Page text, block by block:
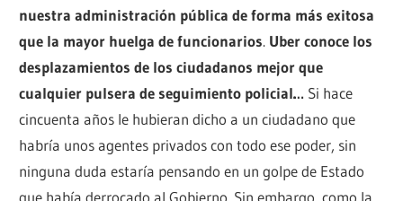
nuestra administración pública de forma más exitosa
que la mayor huelga de funcionarios. Uber conoce los
desplazamientos de los ciudadanos mejor que
cualquier pulsera de seguimiento policial… Si hace
cincuenta años le hubieran dicho a un ciudadano que
habría unos agentes privados con todo ese poder, sin
ninguna duda estaría pensando en un golpe de Estado